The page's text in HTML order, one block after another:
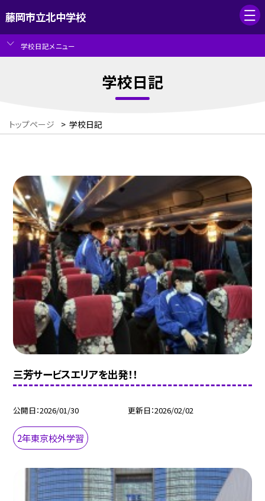
藤岡市立北中学校
学校日記メニュー
学校日記
トップページ > 学校日記
三芳サービスエリアを出発！！
公開日 2026/01/30 更新日 2026/02/02
2年東京校外学習